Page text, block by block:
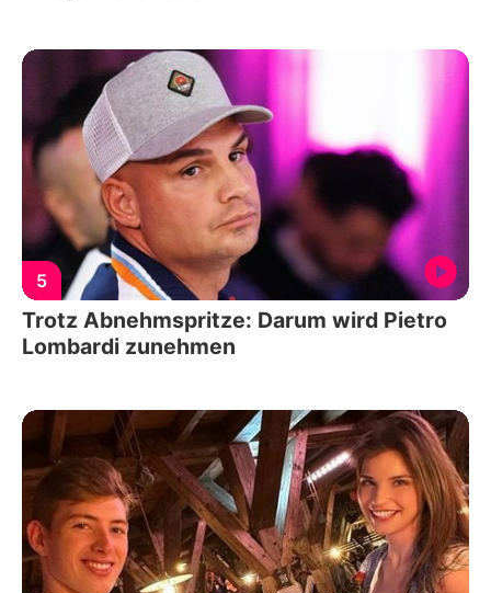
5
Trotz Abnehmspritze: Darum wird Pietro
Lombardi zunehmen